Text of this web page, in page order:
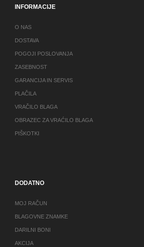
INFORMACIJE
O NAS
DOSTAVA
POGOJI POSLOVANJA
ZASEBNOST
GARANCIJA IN SERVIS
PLAČILA
VRAČILO BLAGA
OBRAZEC ZA VRAĆILO BLAGA
PIŠKOTKI
DODATNO
MOJ RAČUN
BLAGOVNE ZNAMKE
DARILNI BONI
AKCIJA